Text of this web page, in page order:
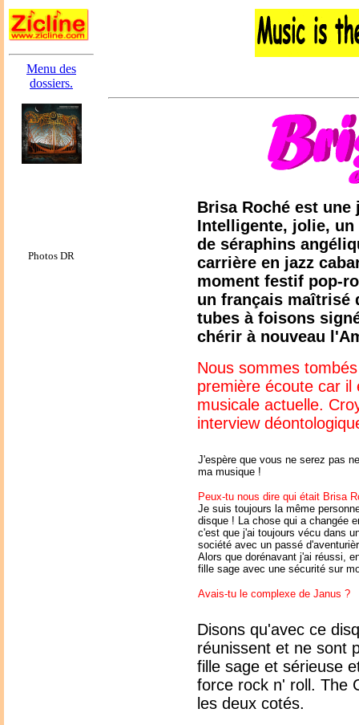
Menu des
dossiers.
Photos DR
Brisa Roché est
Intelligente, jolie, un
de séraphins
carrière en jazz
moment festif pop-
un français maîtrisé
tubes à foisons
chérir à nouveau
Nous sommes
première écoute car il
musicale actuelle.
interview
J'espère que vous ne serez pas
ma musique !
Peux-tu nous dire qui était Brisa
Je suis toujours la même
disque ! La chose qui a changée
c'est que j'ai toujours vécu dans
société avec un passé
Alors que dorénavant j'ai réussi,
fille sage avec une sécurité sur
Avais-tu le complexe de Janus ?
Disons qu'avec ce
réunissent et ne sont
fille sage et sérieuse
force rock n' roll. The
les deux cotés.